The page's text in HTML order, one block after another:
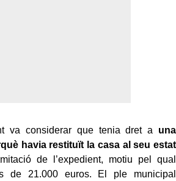
va considerar que tenia dret a una
havia restituït la casa al seu estat
de l’expedient, motiu pel qual
de 21.000 euros. El ple municipal